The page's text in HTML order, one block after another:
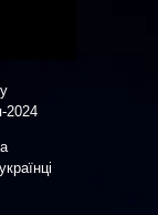
2024